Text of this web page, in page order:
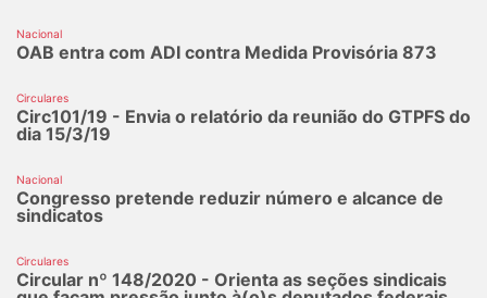
Nacional
OAB entra com ADI contra Medida Provisória 873
Circulares
Circ101/19 - Envia o relatório da reunião do GTPFS do
dia 15/3/19
Nacional
Congresso pretende reduzir número e alcance de
sindicatos
Circulares
Circular nº 148/2020 - Orienta as seções sindicais